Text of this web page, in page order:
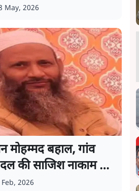
May, 2026
मोहम्मद बहाल, गांव
की साजिश नाकाम कर
2026